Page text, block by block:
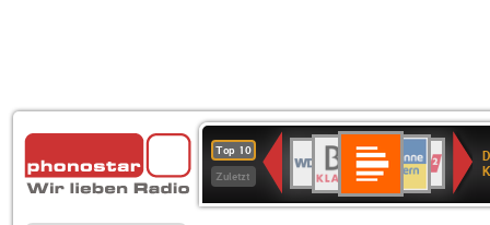
Top 10
Zuletzt
Deutschlandfunk
80er
90er
OLDIE
ANTENNE
SWR3
4
BR-
KLASSIK
Deutschlandfunk
Kultur
ANTENNE
BAYERN
SWR
Kultur
NDR
2